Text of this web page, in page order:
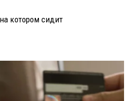
котором сидит